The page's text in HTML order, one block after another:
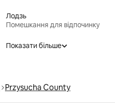
Лодзь
Помешкання для відпочинку
Показати більше
Przysucha County